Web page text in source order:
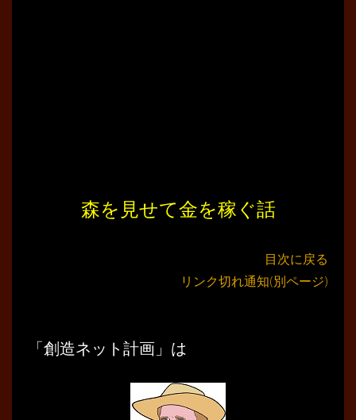
森を見せて金を稼ぐ話
目次に戻る
リンク切れ通知(別ページ)
「創造ネット計画」は